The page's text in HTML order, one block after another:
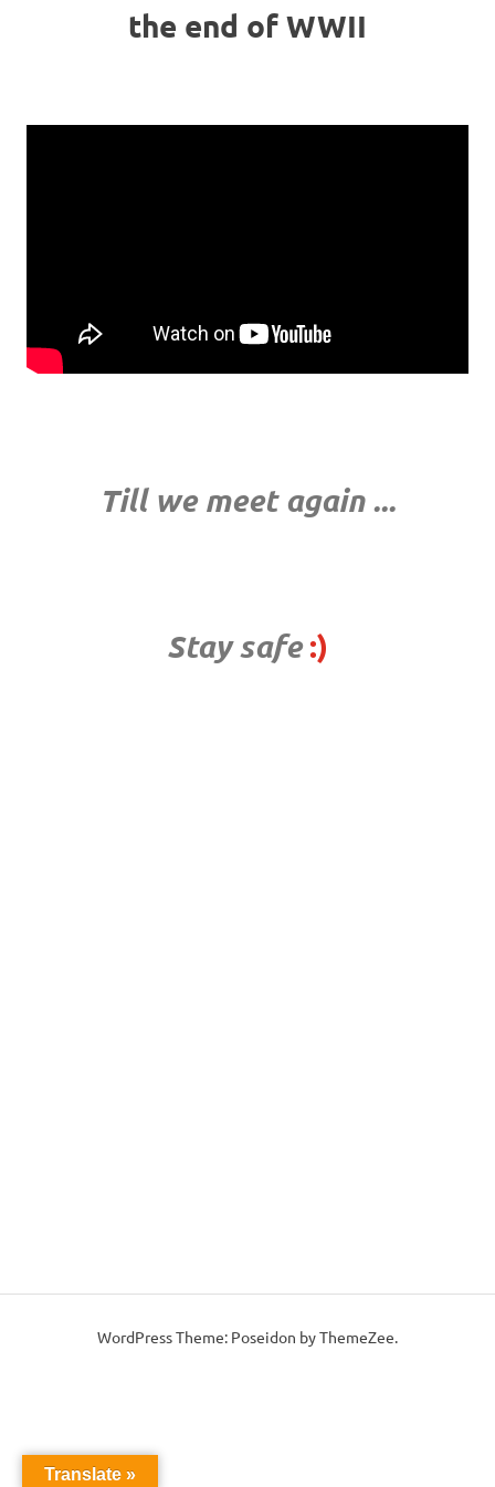
the end of WWII
Till we meet again ...
Stay safe :)
WordPress Theme: Poseidon by ThemeZee.
Translate »